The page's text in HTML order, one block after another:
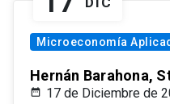
Microeconomía
Hernán Barahona,
17 de Diciembre de